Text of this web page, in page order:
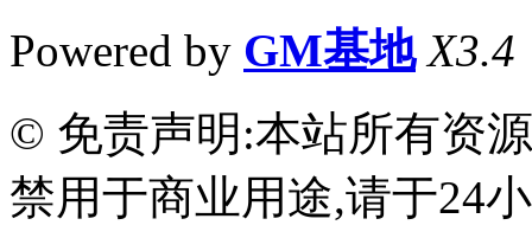
Powered by GM基地 X3.4
© 免责声明:本站所有资
禁用于商业用途,请于24